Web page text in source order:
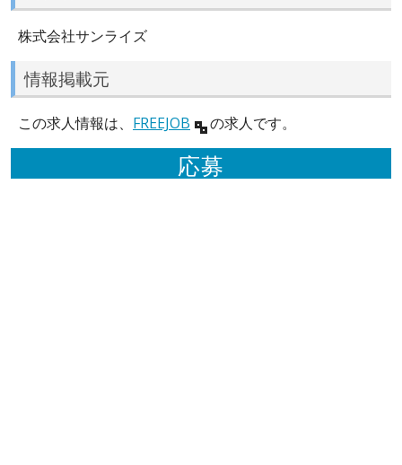
株式会社サンライズ
情報掲載元
この求人情報は、 FREEJOB の求人です。
応募